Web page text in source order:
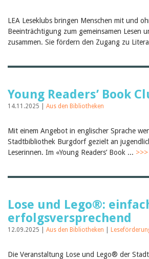
LEA Leseklubs bringen Menschen mit und
Beeinträchtigung zum gemeinsamen Lesen
zusammen. Sie fördern den Zugang zu
Young Readers’ Book
14.11.2025 | Aus den Bibliotheken
Mit einem Angebot in englischer Sprache
Stadtbibliothek Burgdorf gezielt an
Leserinnen. Im «Young Readers’ Book ... >>>
Lose und Lego®:
erfolgsversprechend
12.09.2025 | Aus den Bibliotheken
Die Veranstaltung Lose und Lego® der